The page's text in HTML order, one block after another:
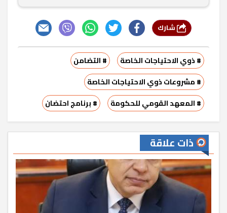
# ذوي الاحتياجات الخاصة
# التضامن
# مشروعات ذوي الاحتياجات الخاصة
# المعهد القومي للحكومة
# برنامج احتضان
ذات علاقة